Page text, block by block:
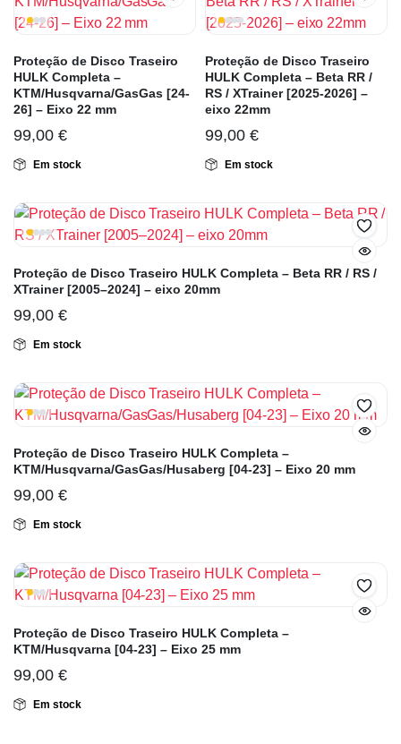
Proteção de Disco Traseiro
HULK Completa –
KTM/Husqvarna/GasGas [24-
26] – Eixo 22 mm
99,00 €
Em stock
Proteção de Disco Traseiro
HULK Completa – Beta RR /
RS / XTrainer [2025-2026] –
eixo 22mm
99,00 €
Em stock
Proteção de Disco Traseiro HULK Completa – Beta RR / RS /
XTrainer [2005–2024] – eixo 20mm
99,00 €
Em stock
Proteção de Disco Traseiro HULK Completa –
KTM/Husqvarna/GasGas/Husaberg [04-23] – Eixo 20 mm
99,00 €
Em stock
Proteção de Disco Traseiro HULK Completa –
KTM/Husqvarna [04-23] – Eixo 25 mm
99,00 €
Em stock